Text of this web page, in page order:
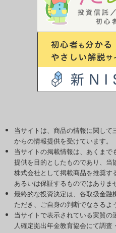
当サイトは、商品の情報に関し
からの情報提供を受けています。
当サイトの掲載情報は、あくま
提供を目的としたものであり、
株式会社として掲載商品を推奨
あるいは保証するものではありま
最終的な投資決定は、各取扱金
ただき、ご自身の判断でなさるよ
当サイトで表示されている実質
人確定拠出年金教育協会にて調査